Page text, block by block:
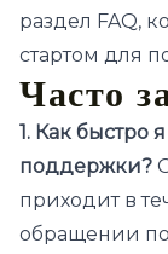
раздел FAQ,
стартом для
Часто
1. Как быстро
поддержки?
приходит в
обращении по